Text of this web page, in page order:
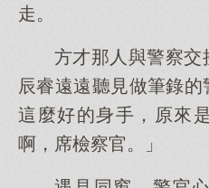
走。
方才那人與警察
辰睿遠遠聽見做筆錄
這麼好的身手，原來
啊，席檢察官。」